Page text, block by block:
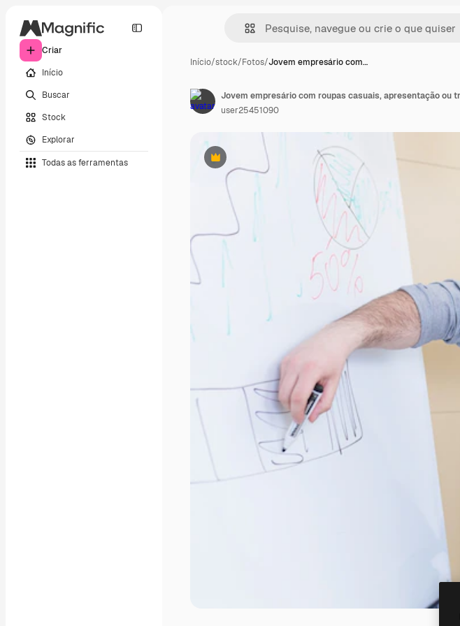
Criar
Início
Buscar
Stock
Explorar
Todas as ferramentas
Início/stock/Fotos/Jovem empresário com…
Premium
user25451090